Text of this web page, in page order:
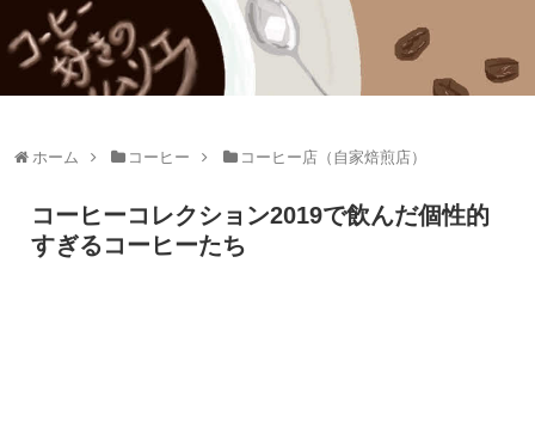
ホーム コーヒー コーヒー店（自家焙煎店）
コーヒーコレクション2019で飲んだ個性的
すぎるコーヒーたち